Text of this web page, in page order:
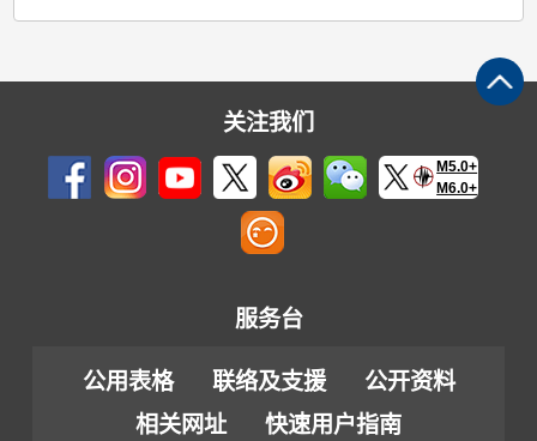
关注我们
M5.0+
M6.0+
服务台
公用表格 联络及支援
公开资料
相关网址
快速用户指南